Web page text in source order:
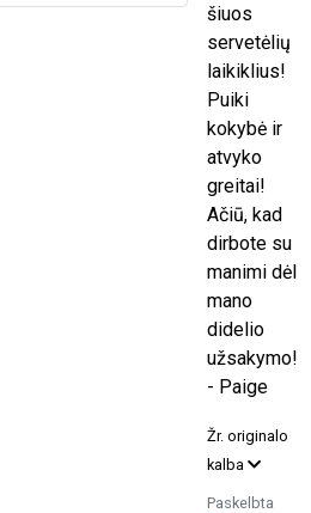
šiuos
servetėlių
laikiklius!
Puiki
kokybė ir
atvyko
greitai!
Ačiū, kad
dirbote su
manimi dėl
mano
didelio
užsakymo!
- Paige
Žr. originalo
kalba
Paskelbta